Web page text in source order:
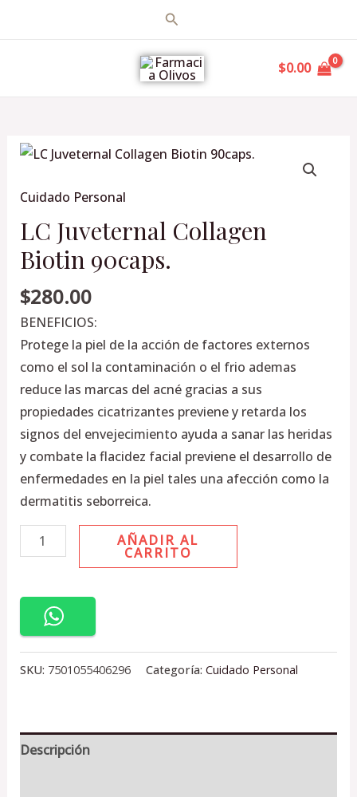
Buscar
$0.00
Cuidado Personal
LC Juveternal Collagen
Biotin 90caps.
$280.00
BENEFICIOS:
Protege la piel de la acción de factores externos
como el sol la contaminación o el frio ademas
reduce las marcas del acné gracias a sus
propiedades cicatrizantes previene y retarda los
signos del envejecimiento ayuda a sanar las heridas
y combate la flacidez facial previene el desarrollo de
enfermedades en la piel tales una afección como la
dermatitis seborreica.
LC
Collagen
Biotin
90caps.
cantidad
AÑADIR AL
CARRITO
SKU: 7501055406296 Categoría: Cuidado Personal
Descripción